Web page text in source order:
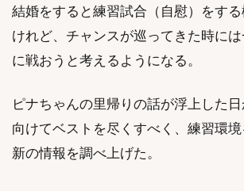
結婚をすると練習試合（自慰）をす
けれど、チャンスが巡ってきた時に
に戦おうと考えるようになる。
ピナちゃんの里帰りの話が浮上した
向けてベストを尽くすべく、練習環
新の情報を調べ上げた。